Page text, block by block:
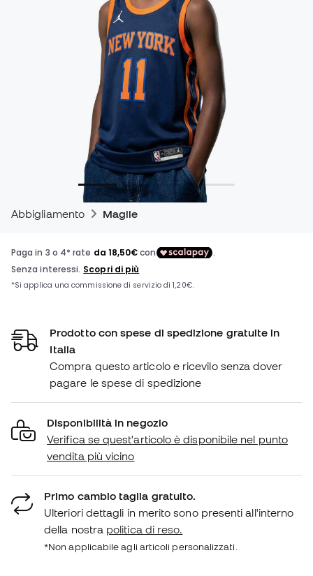
Abbigliamento Maglie
Prodotto con spese di spedizione gratuite in
Italia
Compra questo articolo e ricevilo senza dover
pagare le spese di spedizione
Disponibilità in negozio
Verifica se quest'articolo è disponibile nel punto
vendita più vicino
Primo cambio taglia gratuito.
Ulteriori dettagli in merito sono presenti all'interno
della nostra politica di reso.
*Non applicabile agli articoli personalizzati.